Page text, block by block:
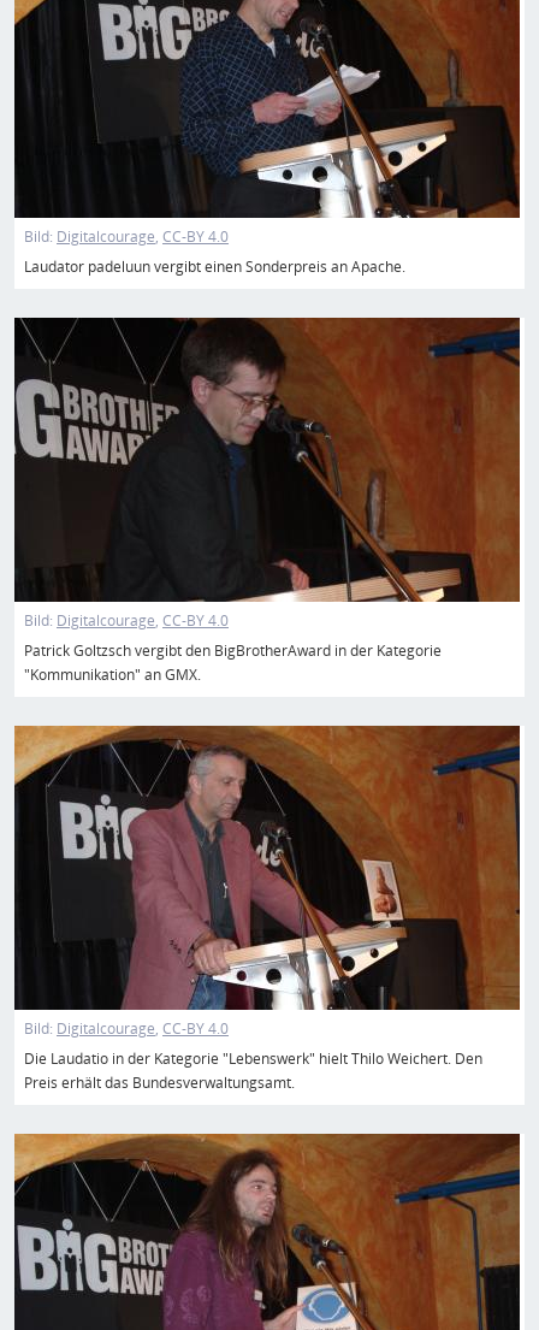
Bild: Digitalcourage CC-BY 4.0
Laudator padeluun vergibt einen Sonderpreis an Apache.
Bild
Bild: Digitalcourage CC-BY 4.0
Patrick Goltzsch vergibt den BigBrotherAward in der Kategorie
"Kommunikation" an GMX.
Bild
Bild: Digitalcourage CC-BY 4.0
Die Laudatio in der Kategorie "Lebenswerk" hielt Thilo Weichert. Den
Preis erhält das Bundesverwaltungsamt.
Bild